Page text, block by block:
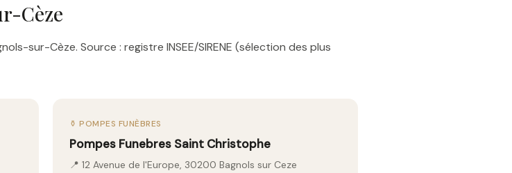
Cèze
sur-Cèze. Source : registre INSEE/SIRENE (sélection des plus
⚱️ POMPES FUNÈBRES
Pompes Funebres Saint Christophe
📍 12 Avenue de l'Europe, 30200 Bagnols sur Ceze